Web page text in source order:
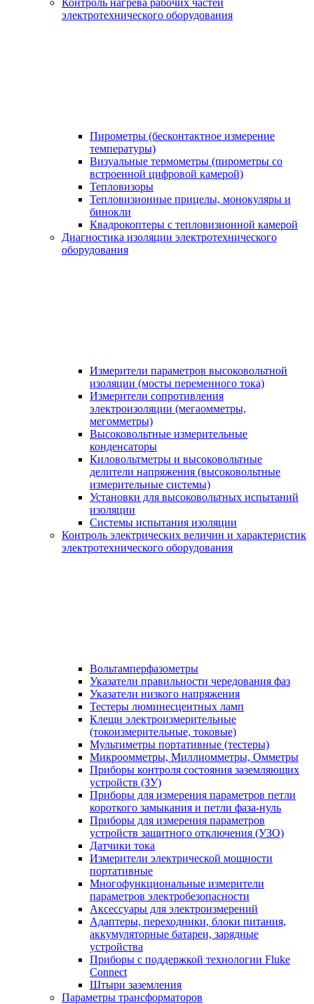
Контроль нагрева рабочих частей
электротехнического оборудования
Пирометры (бесконтактное измерение
температуры)
Визуальные термометры (пирометры со
встроенной цифровой камерой)
Тепловизоры
Тепловизионные прицелы, монокуляры и
бинокли
Квадрокоптеры с тепловизионной камерой
Диагностика изоляции электротехнического
оборудования
Измерители параметров высоковольтной
изоляции (мосты переменного тока)
Измерители сопротивления
электроизоляции (мегаомметры,
мегомметры)
Высоковольтные измерительные
конденсаторы
Киловольтметры и высоковольтные
делители напряжения (высоковольтные
измерительные системы)
Установки для высоковольтных испытаний
изоляции
Системы испытания изоляции
Контроль электрических величин и характеристик
электротехнического оборудования
Вольтамперфазометры
Указатели правильности чередования фаз
Указатели низкого напряжения
Тестеры люминесцентных ламп
Клещи электроизмерительные
(токоизмерительные, токовые)
Мультиметры портативные (тестеры)
Микроомметры, Миллиомметры, Омметры
Приборы контроля состояния заземляющих
устройств (ЗУ)
Приборы для измерения параметров петли
короткого замыкания и петли фаза-нуль
Приборы для измерения параметров
устройств защитного отключения (УЗО)
Датчики тока
Измерители электрической мощности
портативные
Многофункциональные измерители
параметров электробезопасности
Аксессуары для электроизмерений
Адаптеры, переходники, блоки питания,
аккумуляторные батареи, зарядные
устройства
Приборы с поддержкой технологии Fluke
Connect
Штыри заземления
Параметры трансформаторов